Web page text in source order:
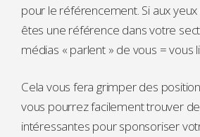
pour le référencement. Si aux
êtes une référence dans votre
médias « parlent » de vous = vous
Cela vous fera grimper des
vous pourrez facilement trouver
intéressantes pour sponsoriser